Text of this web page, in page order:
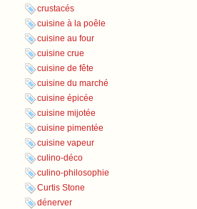
crustacés
cuisine à la poêle
cuisine au four
cuisine crue
cuisine de fête
cuisine du marché
cuisine épicée
cuisine mijotée
cuisine pimentée
cuisine vapeur
culino-déco
culino-philosophie
Curtis Stone
dénerver